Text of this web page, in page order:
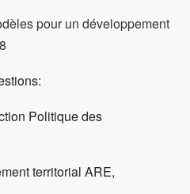
pour un développement
Politique des
territorial ARE,